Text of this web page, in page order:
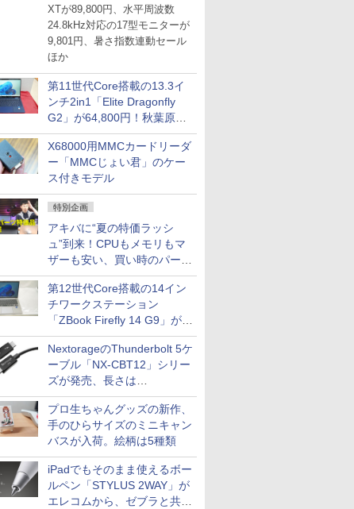
XTが89,800円、水平周波数
24.8kHz対応の17型モニターが
9,801円、暑さ指数連動セール
ほか
第11世代Core搭載の13.3イ
ンチ2in1「Elite Dragonfly
G2」が64,800円！秋葉原で
中古PCセール
X68000用MMCカードリーダ
ー「MMCじょい君」のケー
ス付きモデル
特別企画
アキバに“夏の特価ラッシ
ュ”到来！CPUもメモリもマ
ザーも安い、買い時のパーツ
は？【8月7日(金)22時配信】
第12世代Core搭載の14イン
チワークステーション
「ZBook Firefly 14 G9」が
79,800円！秋葉原で中古PC
セール
NextorageのThunderbolt 5ケ
ーブル「NX-CBT12」シリー
ズが発売、長さは
30cm/50cm/1mの3種類
プロ生ちゃんグッズの新作、
手のひらサイズのミニキャン
バスが入荷。絵柄は5種類
iPadでもそのまま使えるボー
ルペン「STYLUS 2WAY」が
エレコムから、ゼブラと共同